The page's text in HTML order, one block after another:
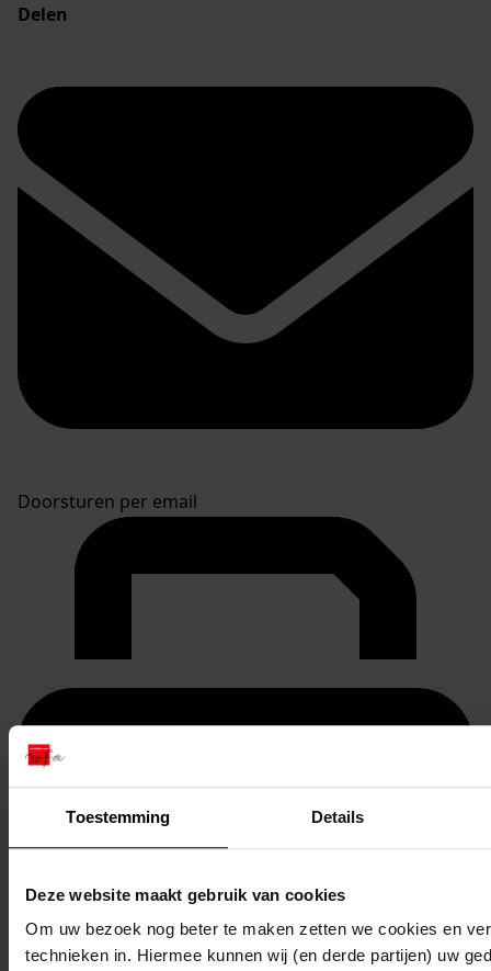
Toestemming Details
Deze website maakt gebruik van cookies
Om uw bezoek nog beter te maken zetten we cookies en
technieken in. Hiermee kunnen wij (en derde partijen) uw
Delen
Doorsturen per email